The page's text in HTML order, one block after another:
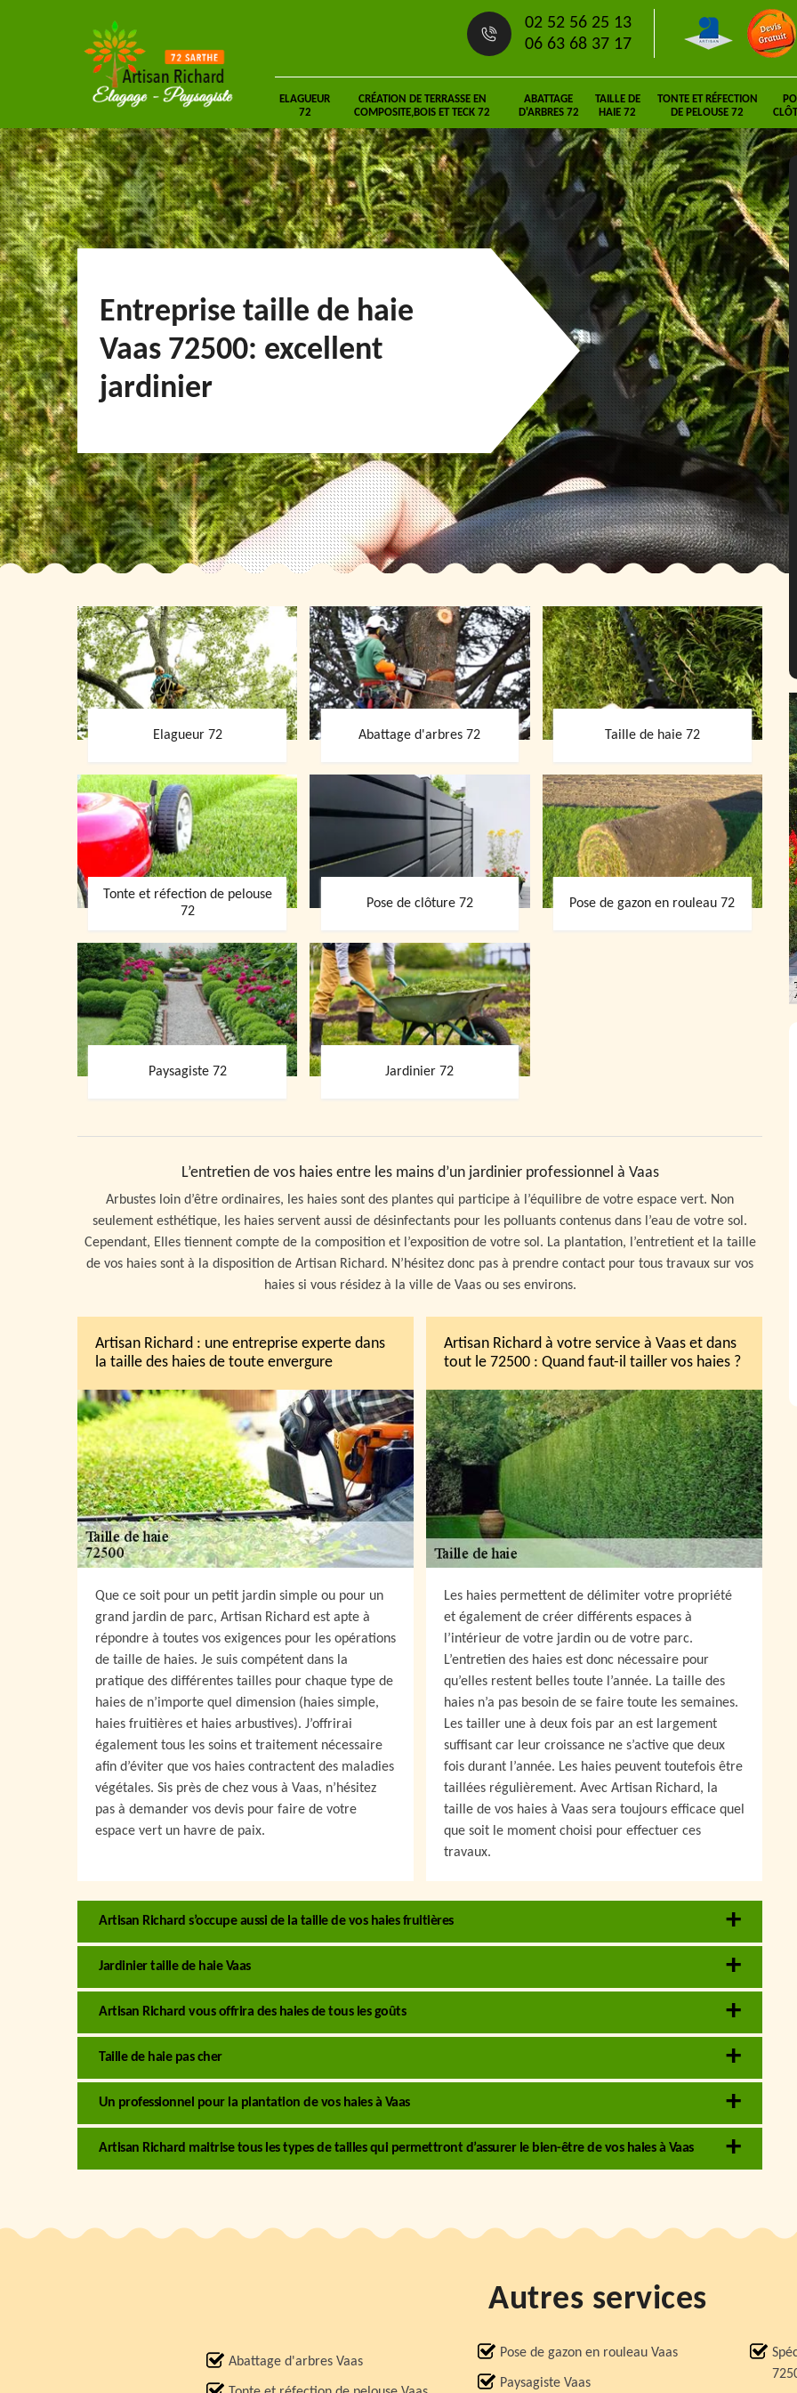
02 52 56 25 13
06 63 68 37 17
ELAGUEUR
72
CRÉATION DE TERRASSE EN
COMPOSITE,BOIS ET TECK 72
ABATTAGE
D'ARBRES 72
TAILLE DE
HAIE 72
TONTE ET RÉFECTION
DE PELOUSE 72
Entreprise taille de haie
Vaas 72500: excellent
jardinier
Elagueur 72 Abattage d'arbres 72 Taille de haie 72
Tonte et réfection de pelouse
72
Pose de clôture 72 Pose de gazon en rouleau 72
Paysagiste 72 Jardinier 72
L’entretien de vos haies entre les mains d’un jardinier professionnel à Vaas
Arbustes loin d’être ordinaires, les haies sont des plantes qui participe à l’équilibre de votre espace vert. Non
seulement esthétique, les haies servent aussi de désinfectants pour les polluants contenus dans l’eau de votre sol.
Cependant, Elles tiennent compte de la composition et l’exposition de votre sol. La plantation, l’entretient et la taille
de vos haies sont à la disposition de Artisan Richard. N’hésitez donc pas à prendre contact pour tous travaux sur vos
haies si vous résidez à la ville de Vaas ou ses environs.
Artisan Richard : une entreprise experte dans
la taille des haies de toute envergure
Que ce soit pour un petit jardin simple ou pour un
grand jardin de parc, Artisan Richard est apte à
répondre à toutes vos exigences pour les opérations
de taille de haies. Je suis compétent dans la
pratique des différentes tailles pour chaque type de
haies de n’importe quel dimension (haies simple,
haies fruitières et haies arbustives). J’offrirai
également tous les soins et traitement nécessaire
afin d’éviter que vos haies contractent des maladies
végétales. Sis près de chez vous à Vaas, n’hésitez
pas à demander vos devis pour faire de votre
espace vert un havre de paix.
Artisan Richard à votre service à Vaas et dans
tout le 72500 : Quand faut-il tailler vos haies ?
Les haies permettent de délimiter votre propriété
et également de créer différents espaces à
l’intérieur de votre jardin ou de votre parc.
L’entretien des haies est donc nécessaire pour
qu’elles restent belles toute l’année. La taille des
haies n’a pas besoin de se faire toute les semaines.
Les tailler une à deux fois par an est largement
suffisant car leur croissance ne s’active que deux
fois durant l’année. Les haies peuvent toutefois être
taillées régulièrement. Avec Artisan Richard, la
taille de vos haies à Vaas sera toujours efficace quel
que soit le moment choisi pour effectuer ces
travaux.
Artisan Richard s’occupe aussi de la taille de vos haies fruitières
Jardinier taille de haie Vaas
Artisan Richard vous offrira des haies de tous les goûts
Taille de haie pas cher
Un professionnel pour la plantation de vos haies à Vaas
Artisan Richard maitrise tous les types de tailles qui permettront d’assurer le bien-être de vos haies à Vaas
Autres services
Abattage d'arbres Vaas
Pose de gazon en rouleau Vaas
Paysagiste Vaas